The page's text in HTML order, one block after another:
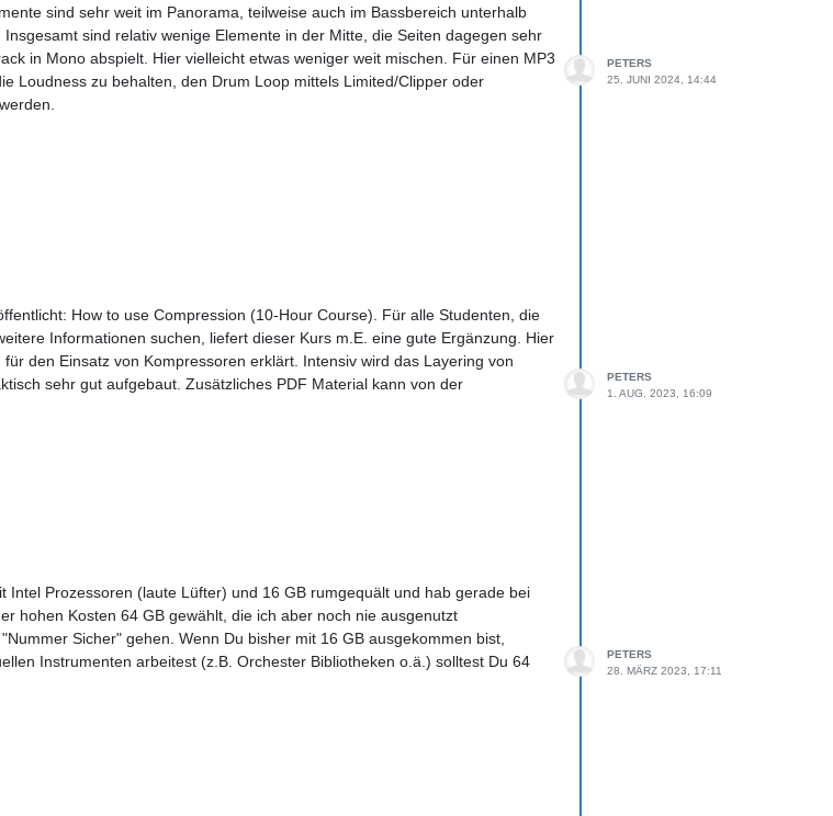
sind sehr weit im Panorama, teilweise auch im Bassbereich unterhalb
sind relativ wenige Elemente in der Mitte, die Seiten dagegen sehr
in Mono abspielt. Hier vielleicht etwas weniger weit mischen. Für einen MP3
Loudness zu behalten, den Drum Loop mittels Limited/Clipper oder
PETERS
25. JUNI 2024, 14:44
How to use Compression (10-Hour Course). Für alle Studenten, die
Informationen suchen, liefert dieser Kurs m.E. eine gute Ergänzung. Hier
den Einsatz von Kompressoren erklärt. Intensiv wird das Layering von
sehr gut aufgebaut. Zusätzliches PDF Material kann von der
PETERS
1. AUG. 2023, 16:09
Prozessoren (laute Lüfter) und 16 GB rumgequält und hab gerade bei
hohen Kosten 64 GB gewählt, die ich aber noch nie ausgenutzt
Sicher" gehen. Wenn Du bisher mit 16 GB ausgekommen bist,
Instrumenten arbeitest (z.B. Orchester Bibliotheken o.ä.) solltest Du 64
PETERS
28. MÄRZ 2023, 17:11